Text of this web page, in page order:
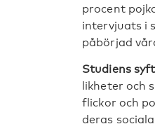
procent
intervjuats i
påbörjad
Studiens
likheter och
flickor och
deras